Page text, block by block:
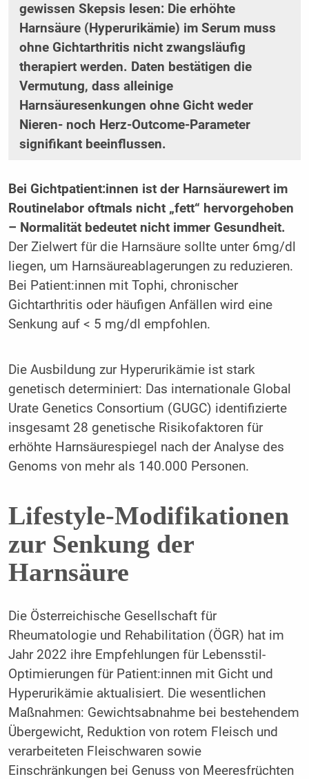
gewissen Skepsis lesen: Die erhöhte
Harnsäure (Hyperurikämie) im Serum muss
ohne Gichtarthritis nicht zwangsläufig
therapiert werden. Daten bestätigen die
Vermutung, dass alleinige
Harnsäuresenkungen ohne Gicht weder
Nieren- noch Herz-Outcome-Parameter
signifikant beeinflussen.
Bei Gichtpatient:innen ist der Harnsäurewert im
Routinelabor oftmals nicht „fett“ hervorgehoben
– Normalität bedeutet nicht immer Gesundheit.
Der Zielwert für die Harnsäure sollte unter 6mg/dl
liegen, um Harnsäureablagerungen zu reduzieren.
Bei Patient:innen mit Tophi, chronischer
Gichtarthritis oder häufigen Anfällen wird eine
Senkung auf < 5 mg/dl empfohlen.
Die Ausbildung zur Hyperurikämie ist stark
genetisch determiniert: Das internationale Global
Urate Genetics Consortium (GUGC) identifizierte
insgesamt 28 genetische Risikofaktoren für
erhöhte Harnsäurespiegel nach der Analyse des
Genoms von mehr als 140.000 Personen.
Lifestyle-Modifikationen
zur Senkung der
Harnsäure
Die Österreichische Gesellschaft für
Rheumatologie und Rehabilitation (ÖGR) hat im
Jahr 2022 ihre Empfehlungen für Lebensstil-
Optimierungen für Patient:innen mit Gicht und
Hyperurikämie aktualisiert. Die wesentlichen
Maßnahmen: Gewichtsabnahme bei bestehendem
Übergewicht, Reduktion von rotem Fleisch und
verarbeiteten Fleischwaren sowie
Einschränkungen bei Genuss von Meeresfrüchten